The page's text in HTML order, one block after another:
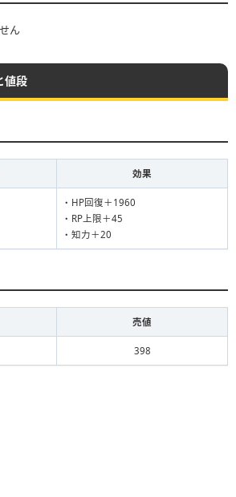
ん
値段
効果
・HP回復＋1960
・RP上限＋45
・知力＋20
売値
398